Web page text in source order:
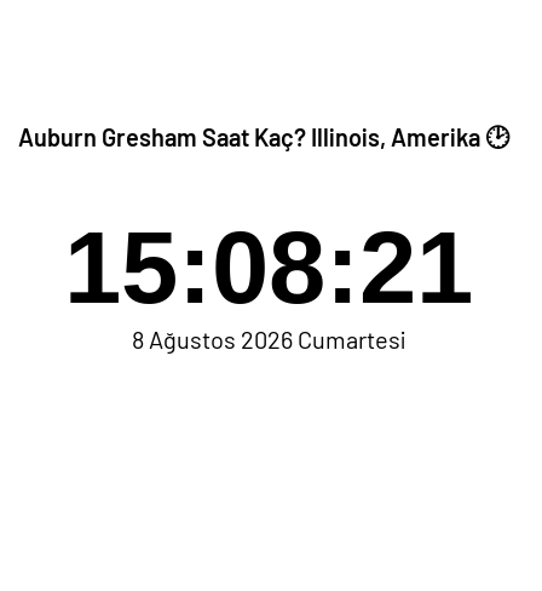
Auburn Gresham Saat Kaç? Illinois, Amerika 🕑
15:08:21
8 Ağustos 2026 Cumartesi